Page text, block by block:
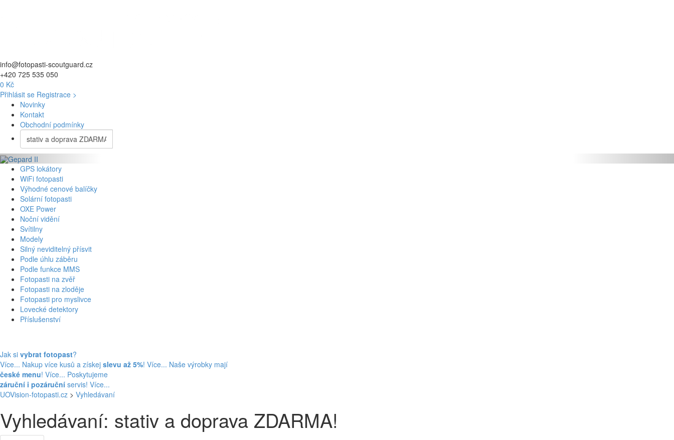
info@fotopasti-scoutguard.cz
+420 725 535 050
0 Kč
Přihlásit se Registrace >
Novinky
Kontakt
Obchodní podmínky
GPS lokátory
WiFi fotopasti
Výhodné cenové balíčky
Solární fotopasti
OXE Power
Noční vidění
Svítilny
Modely
Silný neviditelný přísvit
Podle úhlu záběru
Podle funkce MMS
Fotopasti na zvěř
Fotopasti na zloděje
Fotopasti pro myslivce
Lovecké detektory
Příslušenství
Jak si vybrat fotopast?
Více... Nakup více kusů a získej slevu až 5%! Více... Naše výrobky mají
české menu! Více... Poskytujeme
záruční i pozáruční servis! Více...
UOVision-fotopasti.cz > Vyhledávaní
Vyhledávaní: stativ a doprava ZDARMA!